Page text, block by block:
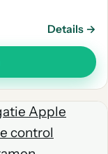
Details →